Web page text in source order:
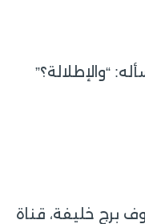
“والإطلالة؟”
الطابق 29… تشوف برج خليفة، قناة